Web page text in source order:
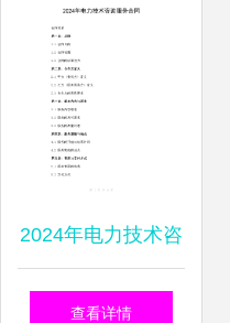
2024年电力技术咨
询服务合同范本
查看详情